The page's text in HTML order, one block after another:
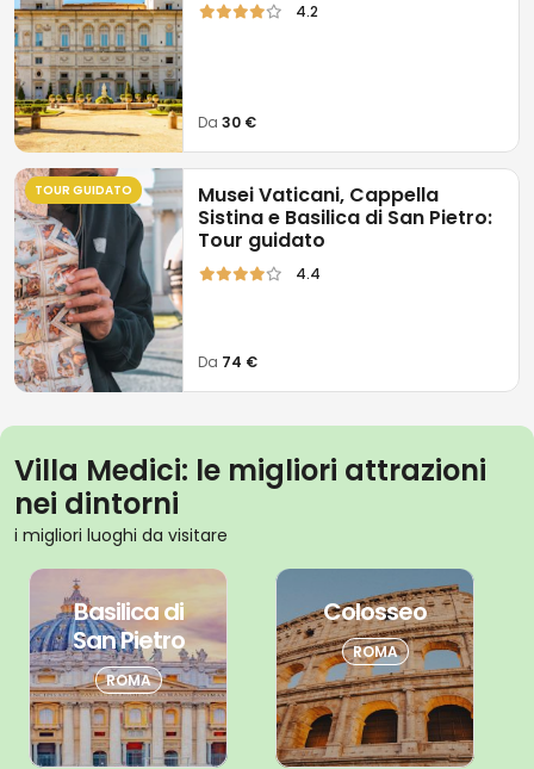
4.2
Da30 €
TOUR GUIDATO
Musei Vaticani, Cappella
Sistina e Basilica di San Pietro:
Tour guidato
4.4
Da 74 €
Villa Medici: le migliori attrazioni
nei dintorni
i migliori luoghi da visitare
Basilica di
San Pietro
ROMA
Colosseo
ROMA